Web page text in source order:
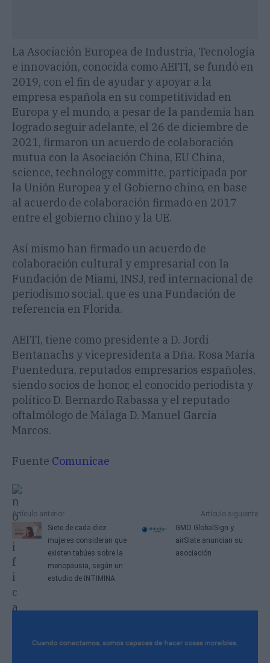
La Asociación Europea de Industria, Tecnología
e innovación, conocida como AEITI, se fundó en
2019, con el fin de ayudar y apoyar a la
empresa española en su competitividad en
Europa y el mundo, a pesar de la pandemia han
logrado seguir adelante, el 26 de diciembre de
2021, firmaron un acuerdo de colaboración
mutua con la Asociación China, EU China,
science, technology committe, participada por
la Unión Europea y el Gobierno chino, en base
al acuerdo de colaboración firmado en 2017
entre el gobierno chino y la UE.
Así mismo han firmado un acuerdo de
colaboración cultural y empresarial con la
Fundación de Miami, INSJ, red internacional de
periodismo social, que es una Fundación de
referencia en Florida.
AEITI, tiene como presidente a D. Jordi
Bentanachs y vicepresidenta a Dña. Rosa María
Puentedura, reputados empresarios españoles,
siendo socios de honor, el conocido periodista y
político D. Bernardo Rabassa y el reputado
oftalmólogo de Málaga D. Manuel García
Marcos.
Fuente Comunicae
Artículo anterior
Siete de cada diez
mujeres consideran que
existen tabúes sobre la
menopausia, según un
estudio de INTIMINA
Artículo siguiente
GMO GlobalSign y
airSlate anuncian su
asociación